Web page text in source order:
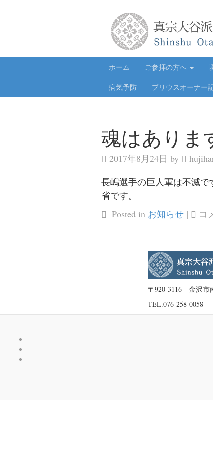
ホーム ご参拝の方へ
病気予防 プリウスオーナー
魂はありま
2017年8月24日 by
長嶋選手の巨人軍は不滅
省です。
Posted in お知らせ |
魂
り
ま
す
に
変
コ
〒920-3116 金沢市
TEL.076-258-0058